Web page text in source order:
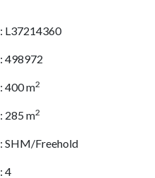
: L37214360
: 498972
: 400 m2
: 285 m2
: SHM/Freehold
: 4